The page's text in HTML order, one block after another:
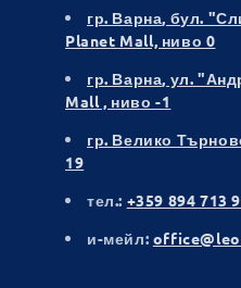
гр. Варна, бул.
Planet Mall, ниво 0
гр. Варна, ул.
Mall , ниво -1
гр. Велико
19
тел.: +359 894 713
и-мейл: